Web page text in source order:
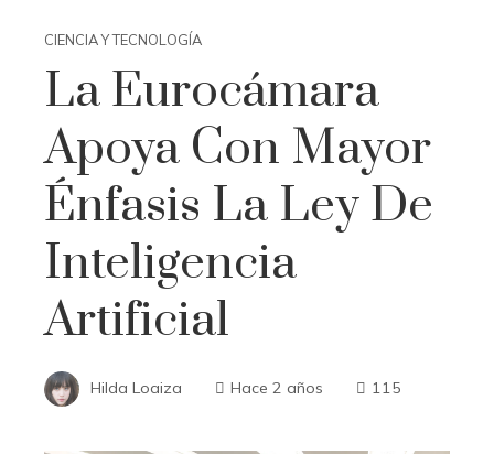
CIENCIA Y TECNOLOGÍA
La Eurocámara
Apoya Con Mayor
Énfasis La Ley De
Inteligencia
Artificial
Hilda Loaiza Hace 2 años 115